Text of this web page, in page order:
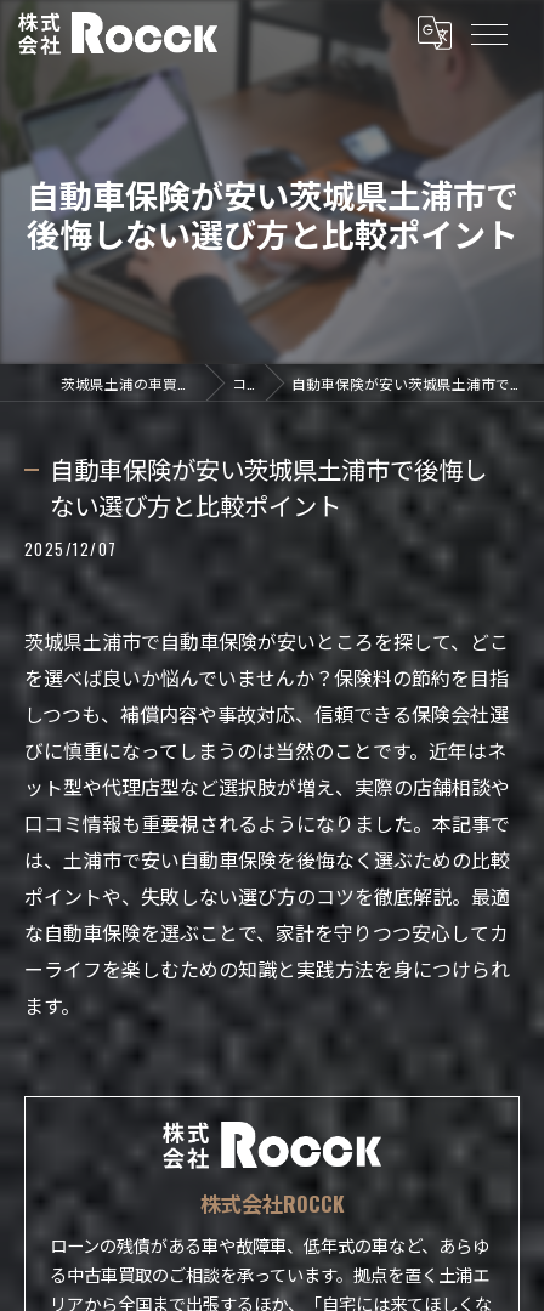
自動車保険が安い茨城県土浦市で
後悔しない選び方と比較ポイント
コラム 自動車保険が安い茨城県土浦市で後悔しない選び方と比較ポイント
自動車保険が安い茨城県土浦市で後悔し
ない選び方と比較ポイント
2025/12/07
茨城県土浦市で自動車保険が安いところを探して、どこ
を選べば良いか悩んでいませんか？保険料の節約を目指
しつつも、補償内容や事故対応、信頼できる保険会社選
びに慎重になってしまうのは当然のことです。近年はネ
ット型や代理店型など選択肢が増え、実際の店舗相談や
口コミ情報も重要視されるようになりました。本記事で
は、土浦市で安い自動車保険を後悔なく選ぶための比較
ポイントや、失敗しない選び方のコツを徹底解説。最適
な自動車保険を選ぶことで、家計を守りつつ安心してカ
ーライフを楽しむための知識と実践方法を身につけられ
ます。
株式会社ROCCK
ローンの残債がある車や故障車、低年式の車など、あらゆ
る中古車買取のご相談を承っています。拠点を置く土浦エ
リアから全国まで出張するほか、「自宅には来てほしくな